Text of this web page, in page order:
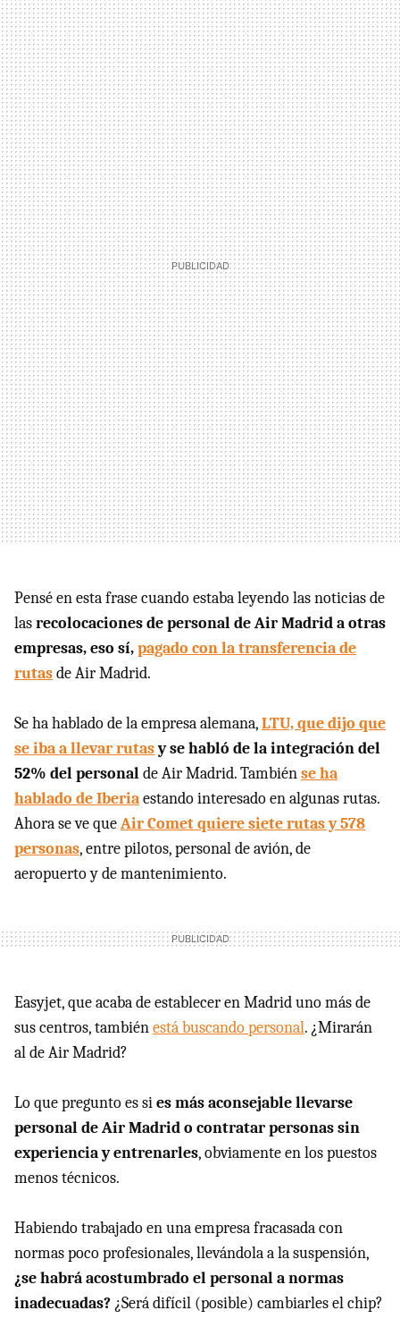
Pensé en esta frase cuando estaba leyendo las noticias de
lasrecolocaciones de personal de Air Madrid a otras
empresas, eso sí,pagado con la transferencia de
rutasde Air Madrid.
Se ha hablado de la empresa alemana,LTU, que dijo que
se iba a llevar rutasy se habló de la integración del
52% del personalde Air Madrid. Tambiénse ha
hablado de Iberiaestando interesado en algunas rutas.
Ahora se ve queAir Comet quiere siete rutas y 578
personas, entre pilotos, personal de avión, de
aeropuerto y de mantenimiento.
Easyjet, que acaba de establecer en Madrid uno más de
sus centros, tambiénestá buscando personal. ¿Mirarán
al de Air Madrid?
Lo que pregunto es sies más aconsejable llevarse
personal de Air Madrid o contratar personas sin
experiencia y entrenarles, obviamente en los puestos
menos técnicos.
Habiendo trabajado en una empresa fracasada con
normas poco profesionales, llevándola a la suspensión,
¿se habrá acostumbrado el personal a normas
inadecuadas? ¿Será difícil (posible) cambiarles el chip?